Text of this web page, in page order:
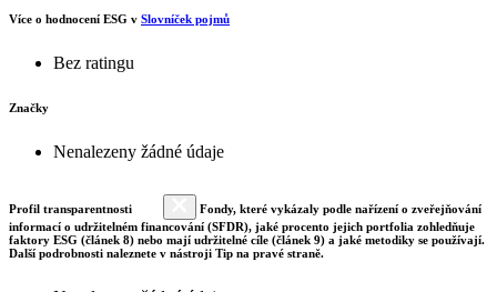
Více o hodnocení ESG v Slovníček pojmů
Bez ratingu
Značky
Nenalezeny žádné údaje
Profil transparentnosti
Fondy, které vykázaly podle nařízení o zveřejňování
informací o udržitelném financování (SFDR), jaké procento jejich portfolia zohledňuje
faktory ESG (článek 8) nebo mají udržitelné cíle (článek 9) a jaké metodiky se používají.
Další podrobnosti naleznete v nástroji Tip na pravé straně.